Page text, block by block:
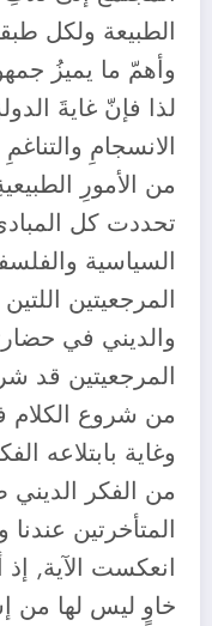
الطبيعة ولكل
وأهمّ ما يميزُ
لذا فإنّ غايةَ
الانسجامِ
من الأمورِ
تحددت كل
السياسية
المرجعيتين
والديني في
المرجعيتين قد
من شروع الكلام
وغاية بابتلاعه
من الفكر
المتأخرتين
انعكست الآية,
خاوٍ ليس لها من